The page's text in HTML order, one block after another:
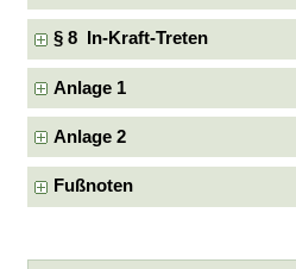
§ 8 In-Kraft-Treten
Anlage 1
Anlage 2
Fußnoten